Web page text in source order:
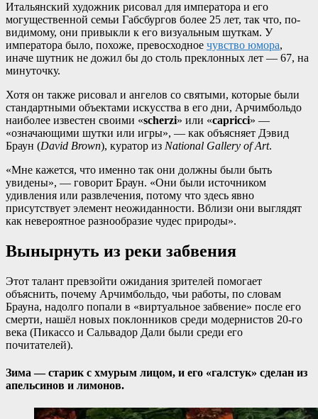
Итальянский художник рисовал для императора и его
могущественной семьи Габсбургов более 25 лет, так что, по-
видимому, они привыкли к его визуальным шуткам. У
императора было, похоже, превосходное чувство юмора,
иначе шутник не дожил бы до столь преклонных лет — 67, на
минуточку.
Хотя он также рисовал и ангелов со святыми, которые были
стандартными объектами искусства в его дни, Арчимбольдо
наиболее известен своими «scherzi» или «capricci» —
«означающими шутки или игры», — как объясняет Дэвид
Браун (David Brown), куратор из National Gallery of Art.
«Мне кажется, что именно так они должны были быть
увидены», — говорит Браун. «Они были источником
удивления или развлечения, потому что здесь явно
присутствует элемент неожиданности. Вблизи они выглядят
как невероятное разнообразие чудес природы».
Вынырнуть из реки забвения
Этот талант превзойти ожидания зрителей помогает
объяснить, почему Арчимбольдо, чьи работы, по словам
Брауна, надолго попали в «виртуальное забвение» после его
смерти, нашёл новых поклонников среди модернистов 20-го
века (Пикассо и Сальвадор Дали были среди его
почитателей).
Зима — старик с хмурым лицом, и его «галстук» сделан из
апельсинов и лимонов.